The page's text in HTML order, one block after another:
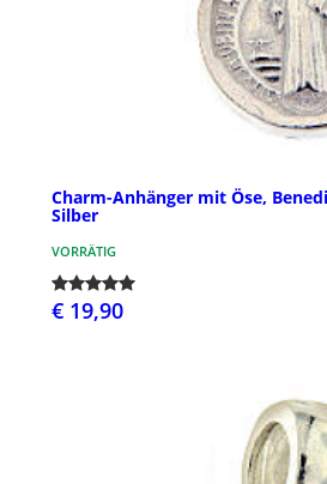
Charm-Anhänger mit Öse,
Silber
VORRÄTIG
€ 19,90